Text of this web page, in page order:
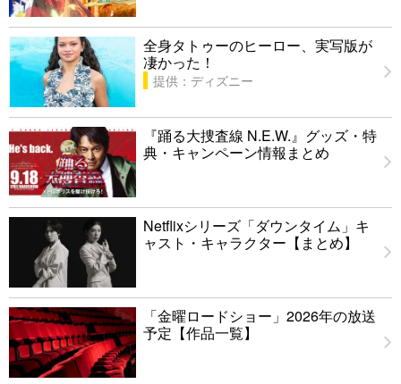
全身タトゥーのヒーロー、実写版が
凄かった！
提供：ディズニー
『踊る大捜査線 N.E.W.』グッズ・特
典・キャンペーン情報まとめ
Netflixシリーズ「ダウンタイム」キ
ャスト・キャラクター【まとめ】
「金曜ロードショー」2026年の放送
予定【作品一覧】